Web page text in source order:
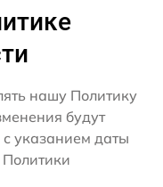
нашу Политику
будут
указанием даты
Политики